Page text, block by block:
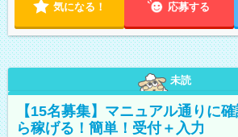
気になる！ 応募する
未読
【15名募集】マニュアル通りに
ら稼げる！簡単！受付＋入力